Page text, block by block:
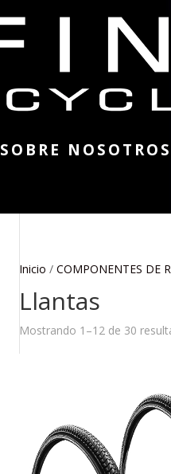
SOBRE NOSOTROS
Inicio /COMPONENTES DE
Llantas
Mostrando 1–12 de 30